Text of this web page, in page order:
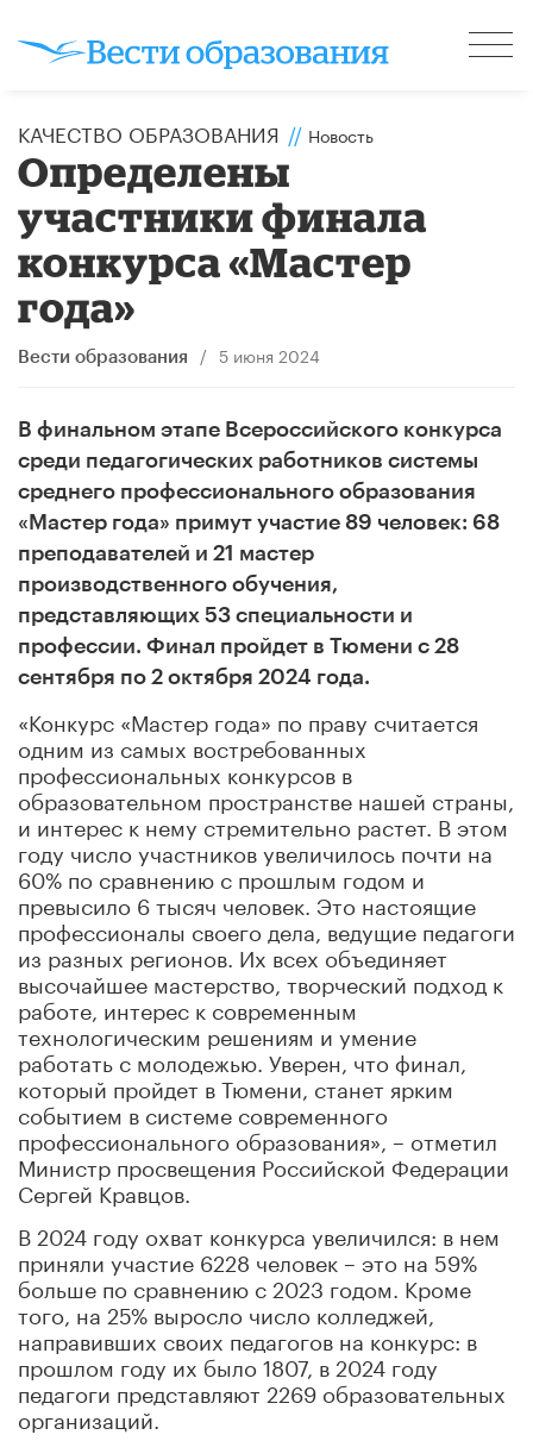
КАЧЕСТВО ОБРАЗОВАНИЯ // Новость
Определены
участники финала
конкурса «Мастер
года»
Вести образования / 5 июня 2024
В финальном этапе Всероссийского конкурса
среди педагогических работников системы
среднего профессионального образования
«Мастер года» примут участие 89 человек: 68
преподавателей и 21 мастер
производственного обучения,
представляющих 53 специальности и
профессии. Финал пройдет в Тюмени с 28
сентября по 2 октября 2024 года.
«Конкурс «Мастер года» по праву считается
одним из самых востребованных
профессиональных конкурсов в
образовательном пространстве нашей страны,
и интерес к нему стремительно растет. В этом
году число участников увеличилось почти на
60% по сравнению с прошлым годом и
превысило 6 тысяч человек. Это настоящие
профессионалы своего дела, ведущие педагоги
из разных регионов. Их всех объединяет
высочайшее мастерство, творческий подход к
работе, интерес к современным
технологическим решениям и умение
работать с молодежью. Уверен, что финал,
который пройдет в Тюмени, станет ярким
событием в системе современного
профессионального образования», – отметил
Министр просвещения Российской Федерации
Сергей Кравцов.
В 2024 году охват конкурса увеличился: в нем
приняли участие 6228 человек – это на 59%
больше по сравнению с 2023 годом. Кроме
того, на 25% выросло число колледжей,
направивших своих педагогов на конкурс: в
прошлом году их было 1807, в 2024 году
педагоги представляют 2269 образовательных
организаций.